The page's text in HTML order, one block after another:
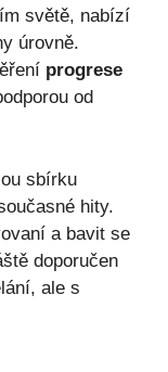
světě, nabízí
úrovně.
progrese
od
sbírku
hity.
a bavit se
doporučen
ale s